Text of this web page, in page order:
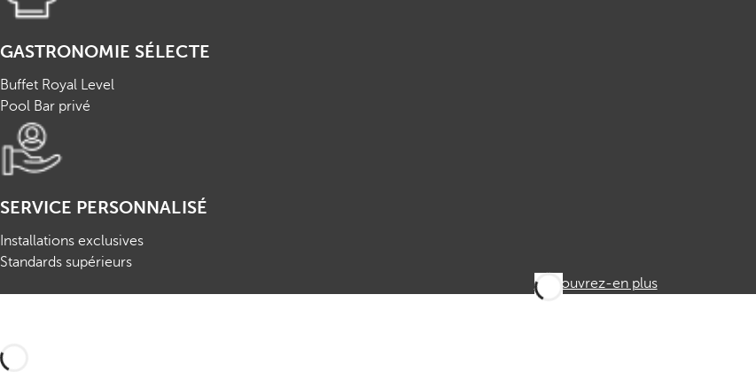
GASTRONOMIE SÉLECTE
Buffet Royal Level
Pool Bar privé
SERVICE PERSONNALISÉ
Installations exclusives
Standards supérieurs
Découvrez-en plus